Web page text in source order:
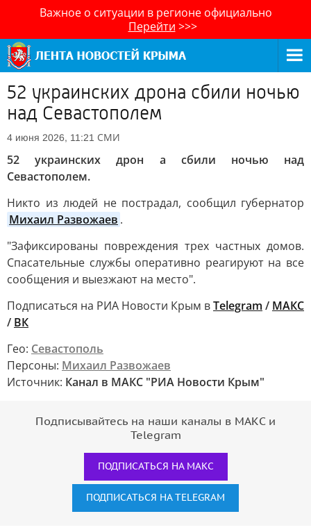
Важное о ситуации в регионе официально
Перейти >>>
52 украинских дрона сбили ночью
над Севастополем
4 июня 2026, 11:21 СМИ
52 украинских дрон а сбили ночью над
Севастополем.
Никто из людей не пострадал, сообщил губернатор
Михаил Развожаев .
"Зафиксированы повреждения трех частных домов.
Спасательные службы оперативно реагируют на все
сообщения и выезжают на место".
Подписаться на РИА Новости Крым вTelegram / МАКС
/ ВК
Гео: Севастополь
Персоны: Михаил Развожаев
Источник: Канал в МАКС "РИА Новости Крым"
Подписывайтесь на наши каналы в МАКС и
Telegram
ПОДПИСАТЬСЯ НА МАКС
ПОДПИСАТЬСЯ НА TELEGRAM